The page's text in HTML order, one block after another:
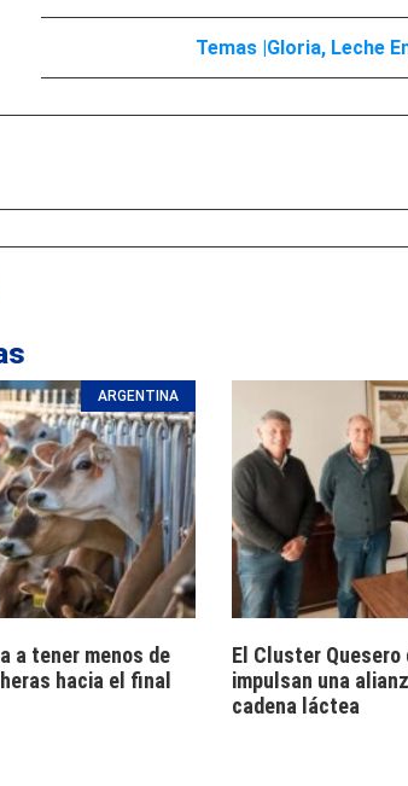
Temas |Gloria, Leche
ARGENTINA
a tener menos de
hacia el final
El Cluster Quesero
impulsan una
cadena láctea